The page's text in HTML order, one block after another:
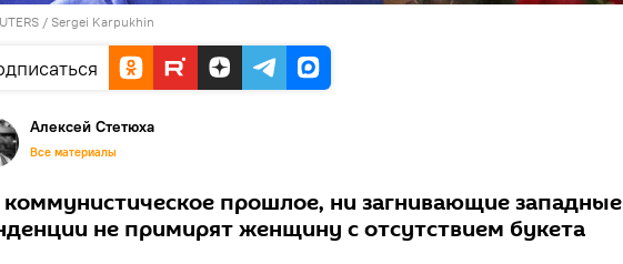
/ Sergei Karpukhin
Алексей Стетюха
Все материалы
прошлое, ни загнивающие западные
не примирят женщину с отсутствием букета